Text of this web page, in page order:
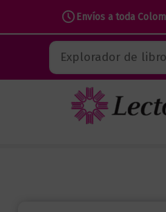
Envíos a toda
contenido
Buscar